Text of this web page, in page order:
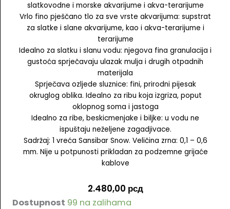
slatkovodne i morske akvarijume i akva-terarijume
Vrlo fino pješčano tlo za sve vrste akvarijuma: supstrat
za slatke i slane akvarijume, kao i akva-terarijume i
terarijume
Idealno za slatku i slanu vodu: njegova fina granulacija i
gustoća sprječavaju ulazak mulja i drugih otpadnih
materijala
Sprječava ozljede sluznice: fini, prirodni pijesak
okruglog oblika. Idealno za ribu koja izgriza, poput
oklopnog soma i jastoga
Idealno za ribe, beskicmenjake i biljke: u vodu ne
ispuštaju neželjene zagadjivace.
Sadržaj: 1 vreća Sansibar Snow. Veličina zrna: 0,1 – 0,6
mm. Nije u potpunosti prikladan za podzemne grijaće
kablove
2.480,00 рсд
Dostupnost 99 na zalihama
JBL